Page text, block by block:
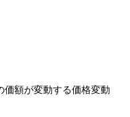
価額が変動する価格変動